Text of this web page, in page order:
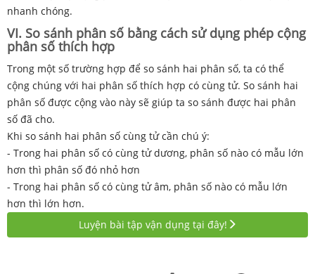
nhanh chóng.
VI. So sánh phân số bằng cách sử dụng phép cộng
phân số thích hợp
Trong một số trường hợp để so sánh hai phân số, ta có thể
cộng chúng với hai phân số thích hợp có cùng tử. So sánh hai
phân số được cộng vào này sẽ giúp ta so sánh được hai phân
số đã cho.
Khi so sánh hai phân số cùng tử cần chú ý:
- Trong hai phân số có cùng tử dương, phân số nào có mẫu lớn
hơn thì phân số đó nhỏ hơn
- Trong hai phân số có cùng tử âm, phân số nào có mẫu lớn
hơn thì lớn hơn.
Luyện bài tập vận dụng tại đây!